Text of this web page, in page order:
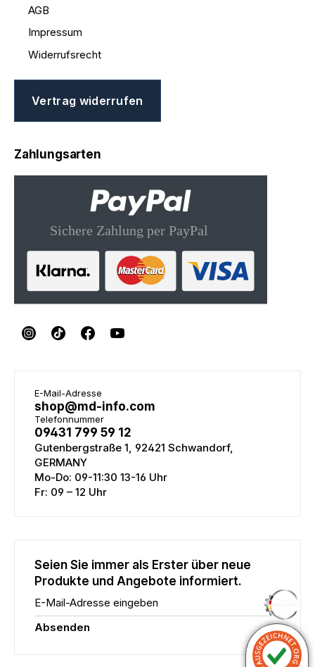
AGB
Impressum
Widerrufsrecht
Vertrag widerrufen
Zahlungsarten
E-Mail-Adresse
shop@md-info.com
Telefonnummer
09431 799 59 12
Gutenbergstraße 1, 92421 Schwandorf,
GERMANY
Mo-Do: 09-11:30 13-16 Uhr
Fr: 09 – 12 Uhr
Seien Sie immer als Erster über neue
Produkte und Angebote informiert.
E-Mail-Adresse eingeben
Absenden